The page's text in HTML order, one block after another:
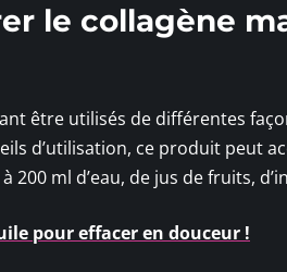
le collagène
être utilisés de différentes
d’utilisation, ce produit peut
ml d’eau, de jus de fruits,
pour effacer en douceur !